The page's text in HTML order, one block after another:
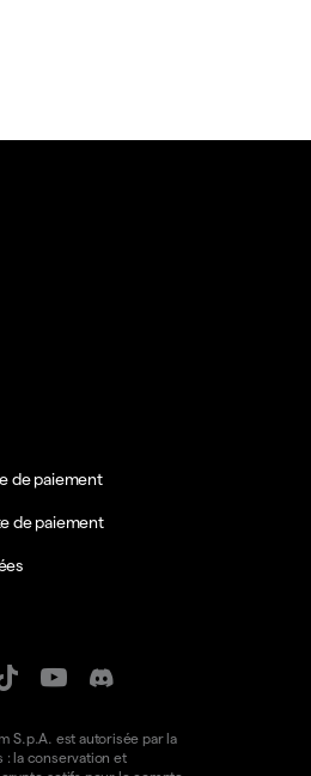
de paiement
de paiement
S.p.A. est autorisée par la
: la conservation et